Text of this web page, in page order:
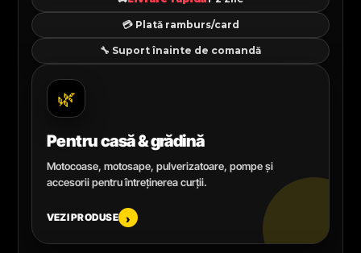
💳 Plată ramburs/card
🔧 Suport înainte de comandă
🌿
Pentru casă & grădină
Motocoase, motosape, pulverizatoare, pompe și
accesorii pentru întreținerea curții.
VEZI PRODUSE ›